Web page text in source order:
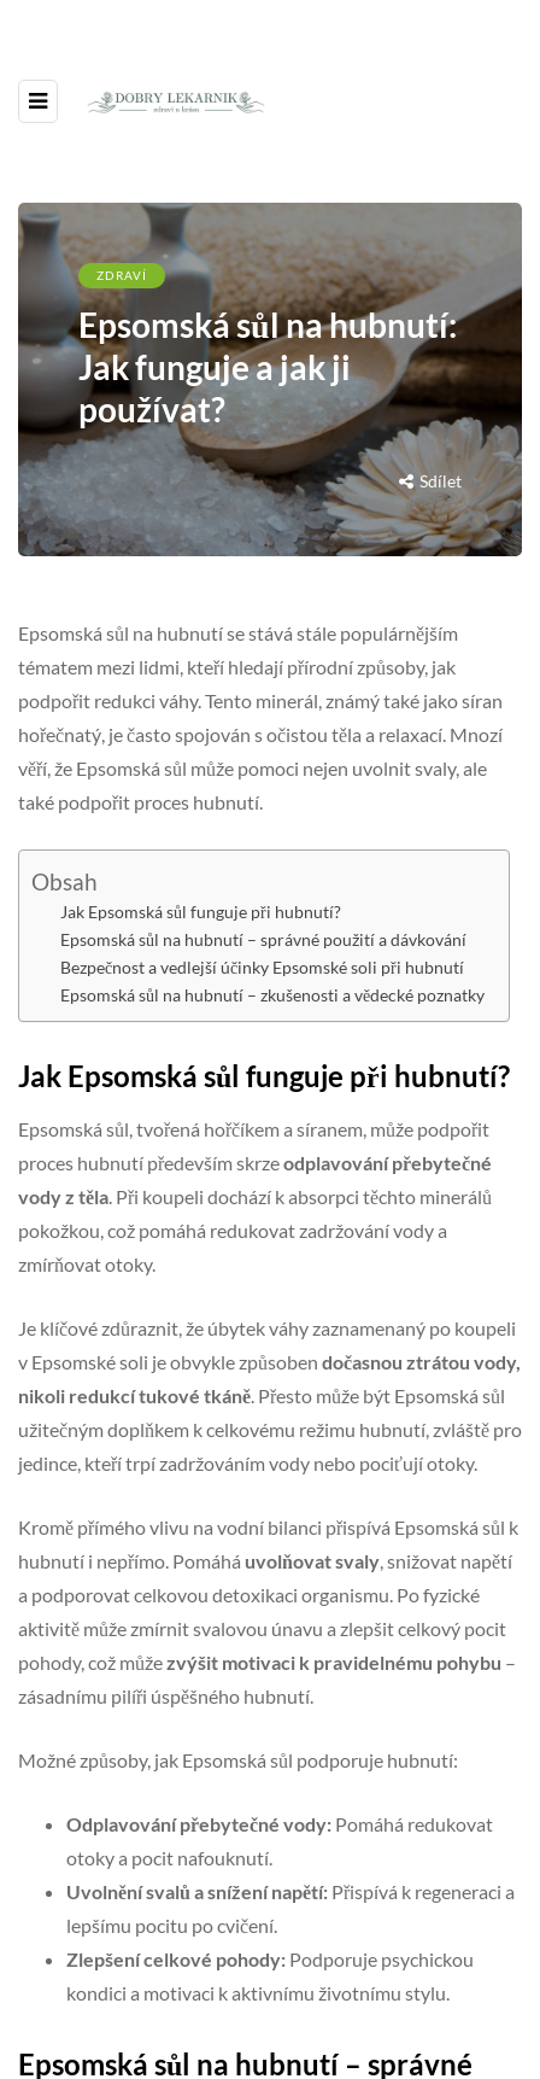
ZDRAVÍ
Epsomská sůl na hubnutí:
Jak funguje a jak ji
používat?
Sdílet
Epsomská sůl na hubnutí se stává stále populárnějším
tématem mezi lidmi, kteří hledají přírodní způsoby, jak
podpořit redukci váhy. Tento minerál, známý také jako síran
hořečnatý, je často spojován s očistou těla a relaxací. Mnozí
věří, že Epsomská sůl může pomoci nejen uvolnit svaly, ale
také podpořit proces hubnutí.
Obsah
Jak Epsomská sůl funguje při hubnutí?
Epsomská sůl na hubnutí – správné použití a dávkování
Bezpečnost a vedlejší účinky Epsomské soli při hubnutí
Epsomská sůl na hubnutí – zkušenosti a vědecké poznatky
Jak Epsomská sůl funguje při hubnutí?
Epsomská sůl, tvořená hořčíkem a síranem, může podpořit
proces hubnutí především skrzeodplavování přebytečné
vody z těla. Při koupeli dochází k absorpci těchto minerálů
pokožkou, což pomáhá redukovat zadržování vody a
zmírňovat otoky.
Je klíčové zdůraznit, že úbytek váhy zaznamenaný po koupeli
v Epsomské soli je obvykle způsoben dočasnou ztrátou vody,
nikoli redukcí tukové tkáně. Přesto může být Epsomská sůl
užitečným doplňkem k celkovému režimu hubnutí, zvláště pro
jedince, kteří trpí zadržováním vody nebo pociťují otoky.
Kromě přímého vlivu na vodní bilanci přispívá Epsomská sůl k
hubnutí i nepřímo. Pomáhá uvolňovat svaly, snižovat napětí
a podporovat celkovou detoxikaci organismu. Po fyzické
aktivitě může zmírnit svalovou únavu a zlepšit celkový pocit
pohody, což můžezvýšit motivaci k pravidelnému pohybu –
zásadnímu pilíři úspěšného hubnutí.
Možné způsoby, jak Epsomská sůl podporuje hubnutí:
Odplavování přebytečné vody: Pomáhá redukovat
otoky a pocit nafouknutí.
Uvolnění svalů a snížení napětí: Přispívá k regeneraci a
lepšímu pocitu po cvičení.
Zlepšení celkové pohody: Podporuje psychickou
kondici a motivaci k aktivnímu životnímu stylu.
Epsomská sůl na hubnutí – správné